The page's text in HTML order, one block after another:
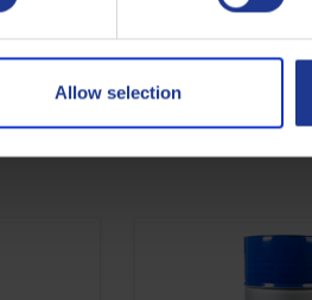
Allow selection
a disposizione dei Clienti.